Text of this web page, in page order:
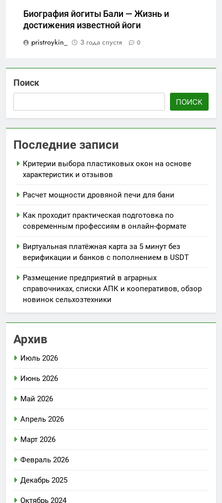
Биография йогиты Бали — Жизнь и
достижения известной йоги
pristroykin_
3 года спустя 0
Поиск
ПОИСК
Последние записи
Критерии выбора пластиковых окон на основе
характеристик и отзывов
Расчет мощности дровяной печи для бани
Как проходит практическая подготовка по
современным профессиям в онлайн-формате
Виртуальная платёжная карта за 5 минут без
верификации и банков с пополнением в USDT
Размещение предприятий в аграрных
справочниках, списки АПК и кооперативов, обзор
новинок сельхозтехники
Архив
Июль 2026
Июнь 2026
Май 2026
Апрель 2026
Март 2026
Февраль 2026
Декабрь 2025
Октябрь 2024